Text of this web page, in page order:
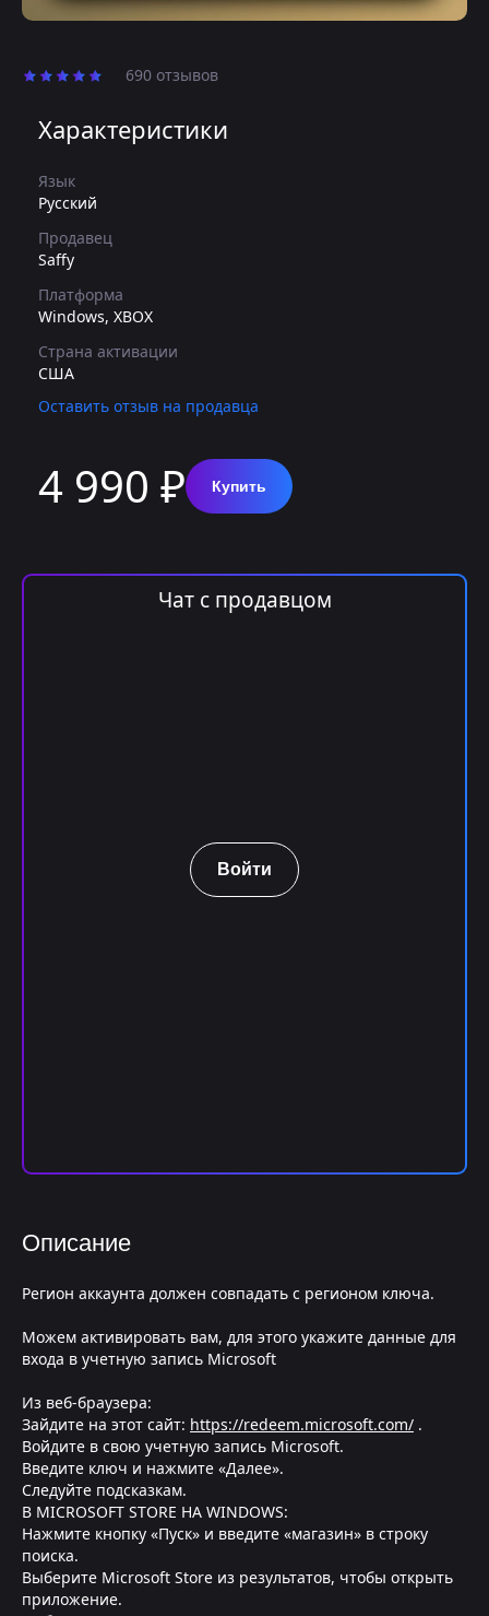
690 отзывов
Характеристики
Язык
Русский
Продавец
Saffy
Платформа
Windows, XBOX
Страна активации
США
Оставить отзыв на продавца
4 990 ₽ Купить
Чат с продавцом
Войти
Описание
Регион аккаунта должен совпадать с регионом ключа.
Можем активировать вам, для этого укажите данные для
входа в учетную запись Microsoft
Из веб-браузера:
Зайдите на этот сайт: https://redeem.microsoft.com/ .
Войдите в свою учетную запись Microsoft.
Введите ключ и нажмите «Далее».
Следуйте подсказкам.
В MICROSOFT STORE НА WINDOWS:
Нажмите кнопку «Пуск» и введите «магазин» в строку
поиска.
Выберите Microsoft Store из результатов, чтобы открыть
приложение.